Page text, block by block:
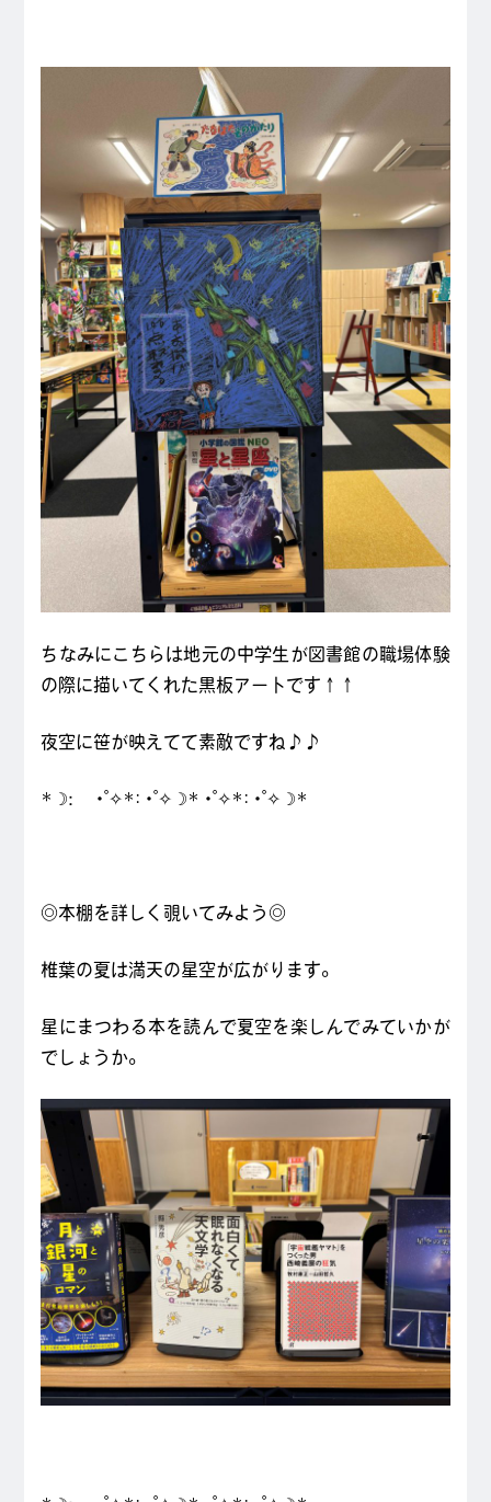
ちなみにこちらは地元の中学生が図書館の職場体験
の際に描いてくれた黒板アートです↑↑
夜空に笹が映えてて素敵ですね♪♪
*☽:゚・゚✧*:・゚✧☽*・゚✧*:・゚✧☽*
◎本棚を詳しく覗いてみよう◎
椎葉の夏は満天の星空が広がります。
星にまつわる本を読んで夏空を楽しんでみていかが
でしょうか。